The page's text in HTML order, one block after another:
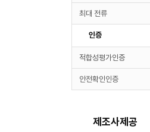
최대 전류
인증
적합성평가인증
안전확인인증
제조사제공